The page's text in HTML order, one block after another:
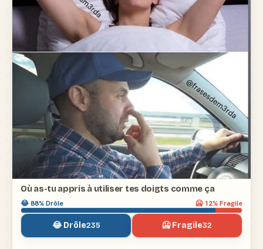
Où as-tu appris à utiliser tes doigts comme ça
😂88% Drôle 🥶12% Fragile
😂 Drôle235 🥶 Fragile32